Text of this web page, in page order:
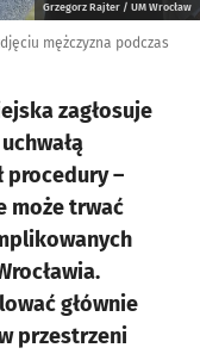
Grzegorz Rajter / UM Wrocław
mężczyzna podczas
zagłosuje
procedury –
może trwać
głównie
przestrzeni